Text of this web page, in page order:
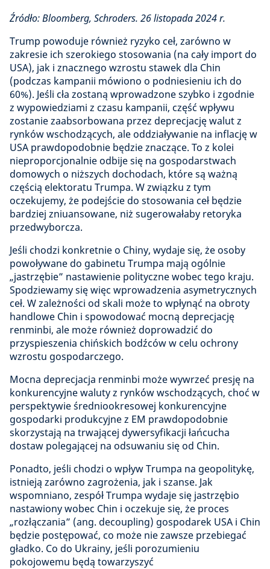
Źródło: Bloomberg, Schroders. 26 listopada 2024 r.
Trump powoduje również ryzyko ceł, zarówno w
zakresie ich szerokiego stosowania (na cały import do
USA), jak i znacznego wzrostu stawek dla Chin
(podczas kampanii mówiono o podniesieniu ich do
60%). Jeśli cła zostaną wprowadzone szybko i zgodnie
z wypowiedziami z czasu kampanii, część wpływu
zostanie zaabsorbowana przez deprecjację walut z
rynków wschodzących, ale oddziaływanie na inflację w
USA prawdopodobnie będzie znaczące. To z kolei
nieproporcjonalnie odbije się na gospodarstwach
domowych o niższych dochodach, które są ważną
częścią elektoratu Trumpa. W związku z tym
oczekujemy, że podejście do stosowania ceł będzie
bardziej zniuansowane, niż sugerowałaby retoryka
przedwyborcza.
Jeśli chodzi konkretnie o Chiny, wydaje się, że osoby
powoływane do gabinetu Trumpa mają ogólnie
„jastrzębie” nastawienie polityczne wobec tego kraju.
Spodziewamy się więc wprowadzenia asymetrycznych
ceł. W zależności od skali może to wpłynąć na obroty
handlowe Chin i spowodować mocną deprecjację
renminbi, ale może również doprowadzić do
przyspieszenia chińskich bodźców w celu ochrony
wzrostu gospodarczego.
Mocna deprecjacja renminbi może wywrzeć presję na
konkurencyjne waluty z rynków wschodzących, choć w
perspektywie średniookresowej konkurencyjne
gospodarki produkcyjne z EM prawdopodobnie
skorzystają na trwającej dywersyfikacji łańcucha
dostaw polegającej na odsuwaniu się od Chin.
Ponadto, jeśli chodzi o wpływ Trumpa na geopolitykę,
istnieją zarówno zagrożenia, jak i szanse. Jak
wspomniano, zespół Trumpa wydaje się jastrzębio
nastawiony wobec Chin i oczekuje się, że proces
„rozłączania” (ang. decoupling) gospodarek USA i Chin
będzie postępować, co może nie zawsze przebiegać
gładko. Co do Ukrainy, jeśli porozumieniu
pokojowemu będą towarzyszyć